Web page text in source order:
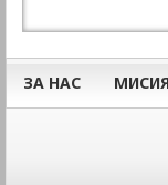
ЗА НАС МИСИЯ